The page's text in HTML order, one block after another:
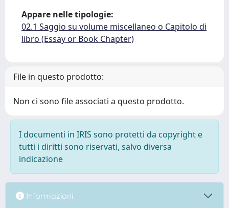
Appare nelle tipologie:
02.1 Saggio su volume miscellaneo o Capitolo di
libro (Essay or Book Chapter)
File in questo prodotto:
Non ci sono file associati a questo prodotto.
I documenti in IRIS sono protetti da copyright e
tutti i diritti sono riservati, salvo diversa
indicazione
Informazioni